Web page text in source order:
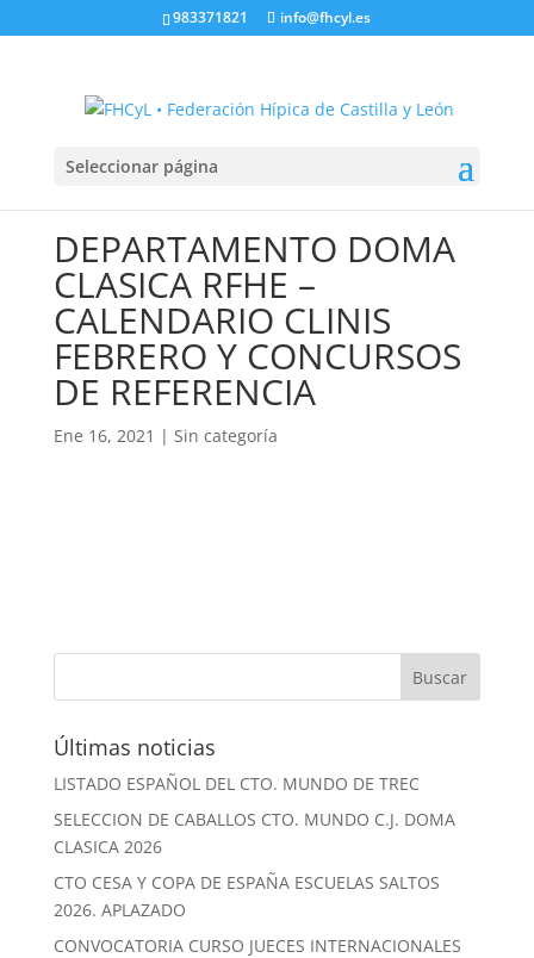
983371821 info@fhcyl.es
Seleccionar página
DEPARTAMENTO DOMA
CLASICA RFHE –
CALENDARIO CLINIS
FEBRERO Y CONCURSOS
DE REFERENCIA
Ene 16, 2021 | Sin categoría
Últimas noticias
LISTADO ESPAÑOL DEL CTO. MUNDO DE TREC
SELECCION DE CABALLOS CTO. MUNDO C.J. DOMA
CLASICA 2026
CTO CESA Y COPA DE ESPAÑA ESCUELAS SALTOS
2026. APLAZADO
CONVOCATORIA CURSO JUECES INTERNACIONALES